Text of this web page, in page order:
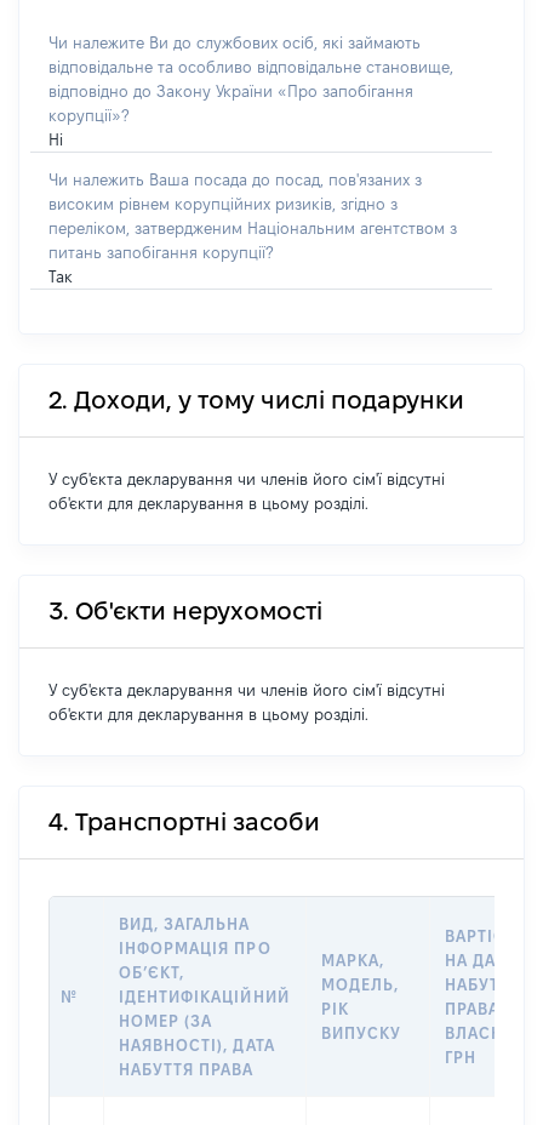
Чи належите Ви до службових осіб, які займають
відповідальне та особливо відповідальне становище,
відповідно до Закону України «Про запобігання
корупції»?
Ні
Чи належить Ваша посада до посад, пов'язаних з
високим рівнем корупційних ризиків, згідно з
переліком, затвердженим Національним агентством з
питань запобігання корупції?
Так
2. Доходи, у тому числі подарунки
У суб'єкта декларування чи членів його сім'ї відсутні
об'єкти для декларування в цьому розділі.
3. Об'єкти нерухомості
У суб'єкта декларування чи членів його сім'ї відсутні
об'єкти для декларування в цьому розділі.
4. Транспортні засоби
№
ВИД, ЗАГАЛЬНА
ІНФОРМАЦІЯ ПРО
ОБ’ЄКТ,
ІДЕНТИФІКАЦІЙНИЙ
НОМЕР (ЗА
НАЯВНОСТІ), ДАТА
НАБУТТЯ ПРАВА
МАРКА,
МОДЕЛЬ,
РІК
ВИПУСКУ
ВАРТІСТЬ
НА ДАТУ
НАБУТТЯ
ПРАВА
ГРН